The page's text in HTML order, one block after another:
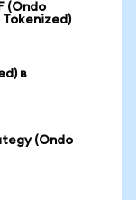
(Ondo
в
(Ondo